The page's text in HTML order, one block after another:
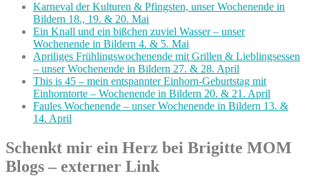
Karneval der Kulturen & Pfingsten, unser Wochenende in
Bildern 18., 19. & 20. Mai
Ein Knall und ein bißchen zuviel Wasser – unser
Wochenende in Bildern 4. & 5. Mai
Apriliges Frühlingswochenende mit Grillen & Lieblingsessen
– unser Wochenende in Bildern 27. & 28. April
This is 45 – mein entspannter Einhorn-Geburtstag mit
Einhorntorte – Wochenende in Bildern 20. & 21. April
Faules Wochenende – unser Wochenende in Bildern 13. &
14. April
Schenkt mir ein Herz bei Brigitte MOM
Blogs – externer Link